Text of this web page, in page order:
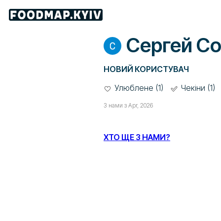
Сергей
НОВИЙ КОРИСТУВАЧ
Улюблене (1)
Чекіни (1)
З нами з Apr, 2026
ХТО ЩЕ З НАМИ?